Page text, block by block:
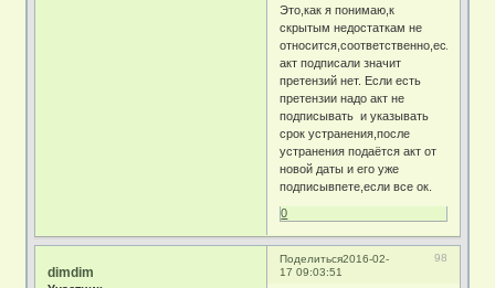
Это,как я понимаю,к
скрытым недостаткам не
относится,соответственно,если
акт подписали значит
претензий нет. Если есть
претензии надо акт не
подписывать и указывать
срок устранения,после
устранения подаётся акт от
новой даты и его уже
подписывпете,если все ок.
0
Поделиться 98
2016-02-
17 09:03:51
dimdim